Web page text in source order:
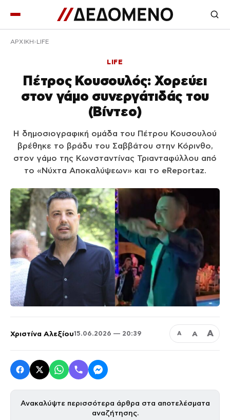
ΑΡΧΙΚΉ LIFE
LIFE
Πέτρος Κουσουλός: Χορεύει
στον γάμο συνεργάτιδάς του
(Βίντεο)
Η δημοσιογραφική ομάδα του Πέτρου Κουσουλού
βρέθηκε το βράδυ του Σαββάτου στην Κόρινθο,
στον γάμο της Κωνσταντίνας Τριανταφύλλου από
το «Νύχτα Αποκαλύψεων» και το eReportaz.
Χριστίνα Αλεξίου15.06.2026 — 20:39 Α Α Α
Ανακαλύψτε περισσότερα άρθρα στα αποτελέσματα
αναζήτησης.